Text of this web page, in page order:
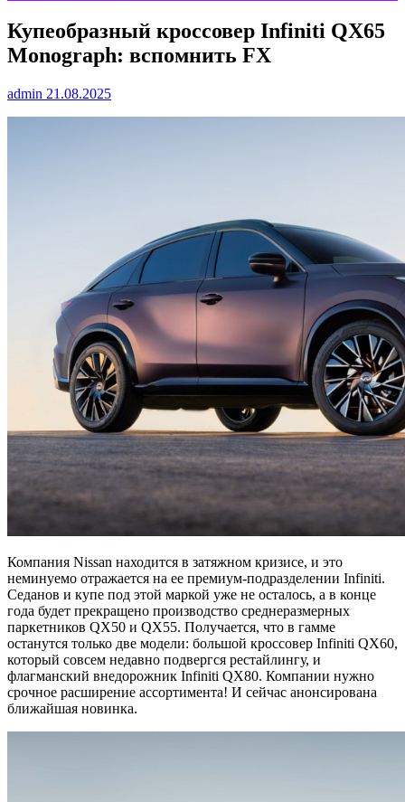
Купеобразный кроссовер Infiniti QX65
Monograph: вспомнить FX
admin 21.08.2025
Компания Nissan находится в затяжном кризисе, и это
неминуемо отражается на ее премиум-подразделении Infiniti.
Седанов и купе под этой маркой уже не осталось, а в конце
года будет прекращено производство среднеразмерных
паркетников QX50 и QX55. Получается, что в гамме
останутся только две модели: большой кроссовер Infiniti QX60,
который совсем недавно подвергся рестайлингу, и
флагманский внедорожник Infiniti QX80. Компании нужно
срочное расширение ассортимента! И сейчас анонсирована
ближайшая новинка.